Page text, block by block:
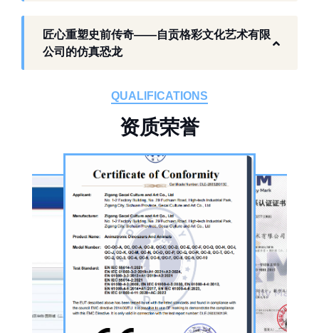
工厂生产基础 构建恐龙产业全链服务
作为开展史前仿真模型生产的恐龙制作工厂，
板仓工业园，拥有标准化生产车间、配套生产
品的恐龙制作公司。公司采用按需定制模式，
从前期方案设计、场景规划，到中期原料选
择、工序制作，再到后期运输配送、上门安装
调试，形成全流程服务，可用于主题乐园、文
旅景区、科普展馆、商业广场、大型展会、节
庆活动等场景。
公司核心业务为仿真恐龙制作，产品线涵盖静
态展示、动态互动、游乐体验三类。其中，机
器恐龙结合机械传动、智能控制技术，可实现
匠心重塑史前传奇——自贡格彩文化艺术有限
公司的仿真恐龙
QUALIFICATIONS
资质荣誉